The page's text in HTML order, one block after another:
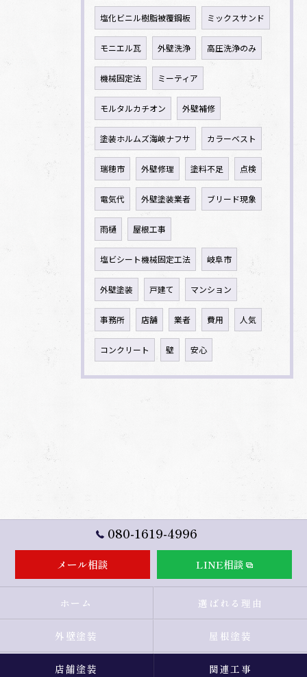
塩化ビニル樹脂被覆鋼板 ミックスサンド
モニエル瓦 外壁洗浄 高圧洗浄のみ
機械固定法 ミーティア
モルタルカチオン 外壁補修
塗装ホルムズ海峡ナフサ カラーベスト
瑞穂市 外壁修理 塗料不足 点検
電気代 外壁塗装業者 ブリード現象
雨樋 屋根工事
塩ビシート機械固定工法 岐阜市
外壁塗装 戸建て マンション
事務所 店舗 業者 費用 人気
コンクリート 壁 安心
080-1619-4996
メール相談 LINE相談
ホーム 選ばれる理由
外壁塗装 屋根塗装
店舗塗装 関連工事